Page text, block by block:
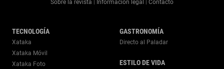
Sobre la revista | Información legal | Contacto
TECNOLOGÍA
Xataka
Xataka Móvil
Xataka Foto
GASTRONOMÍA
Directo al Paladar
ESTILO DE VIDA